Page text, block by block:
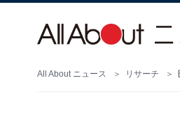
All About ニュース リサーチ